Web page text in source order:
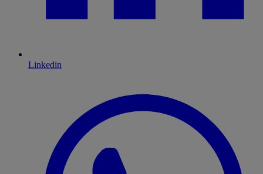
Linkedin